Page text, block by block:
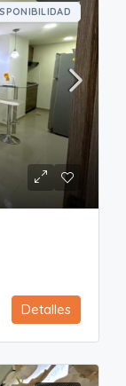
Detalles